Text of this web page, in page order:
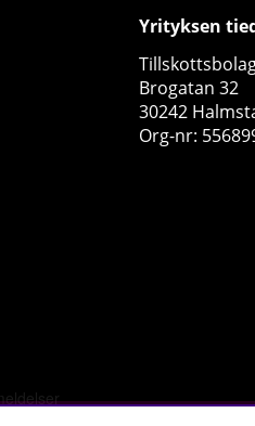
Yrityksen
Brogatan 32
30242
Org-nr: